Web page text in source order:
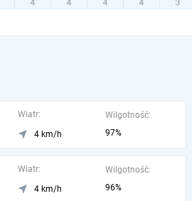
Wiatr:
4 km/h
Wilgotność:
97%
Wiatr:
4 km/h
Wilgotność:
96%